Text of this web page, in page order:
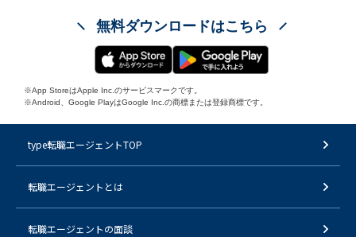
無料ダウンロードはこちら
※App StoreはApple Inc.のサービスマークです。
※Android、Google PlayはGoogle Inc.の商標または登録商標です。
type転職エージェントTOP
転職エージェントとは
転職エージェントの面談